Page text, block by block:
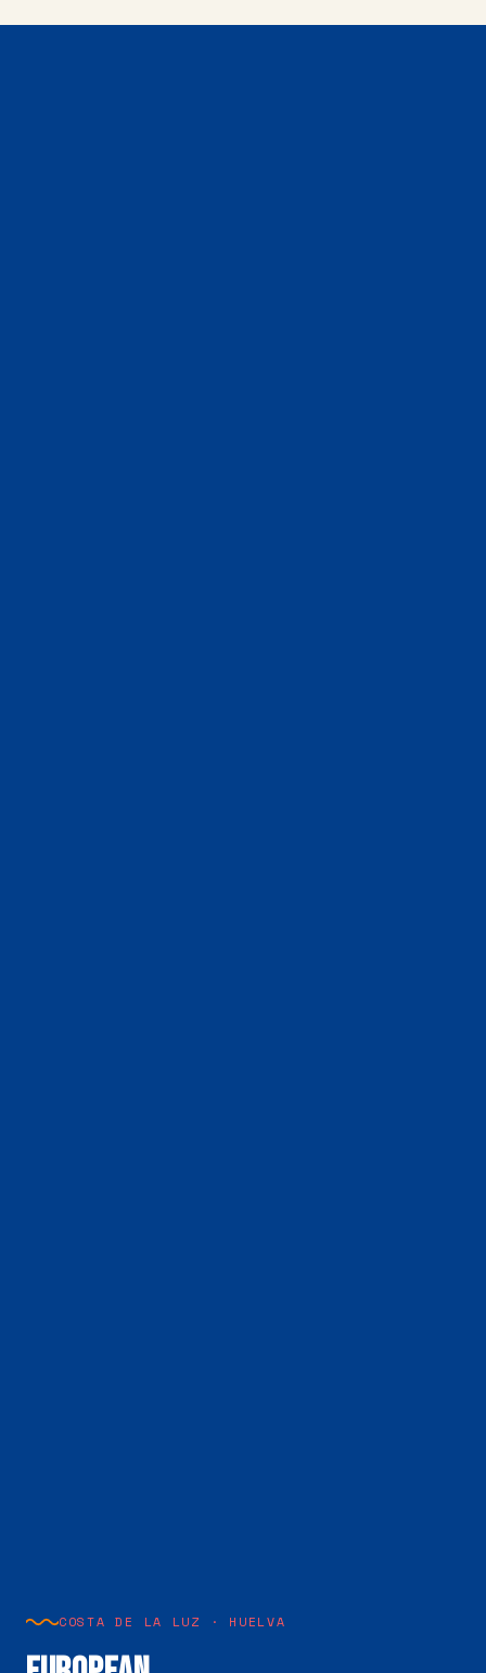
COSTA DE LA LUZ · HUELVA